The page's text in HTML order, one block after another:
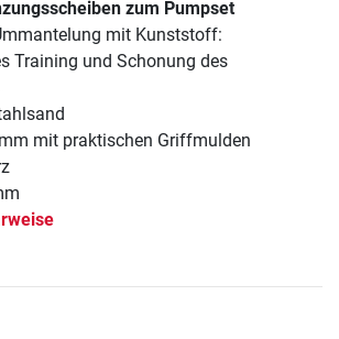
zum Pumpset
mit Kunststoff:
Training und Schonung des
mit praktischen Griffmulden